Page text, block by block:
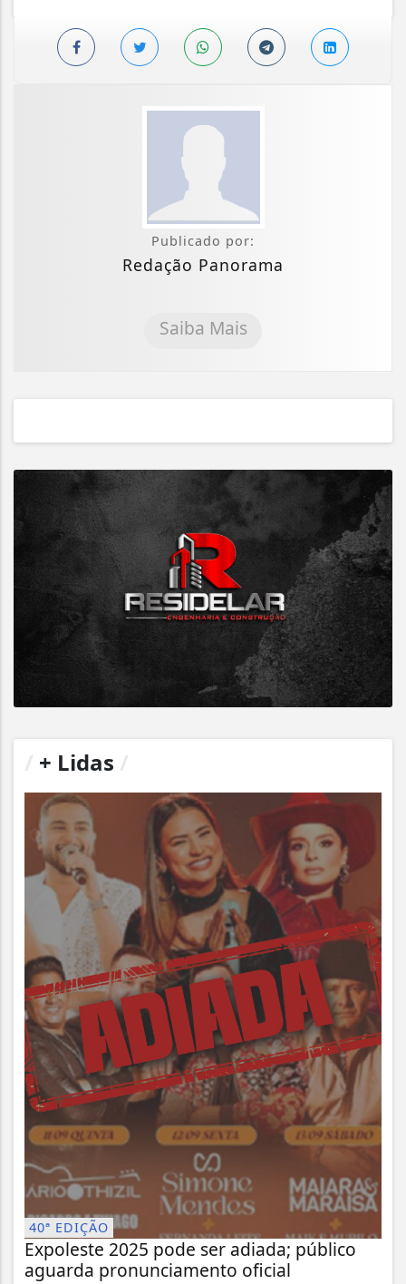
Publicado por:
Redação Panorama
Saiba Mais
+ Lidas
40ª EDIÇÃO
Expoleste 2025 pode ser adiada; público
aguarda pronunciamento oficial